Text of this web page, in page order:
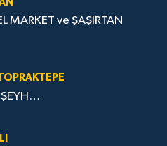
MARKET ve ŞAŞIRTAN
ŞEYH…